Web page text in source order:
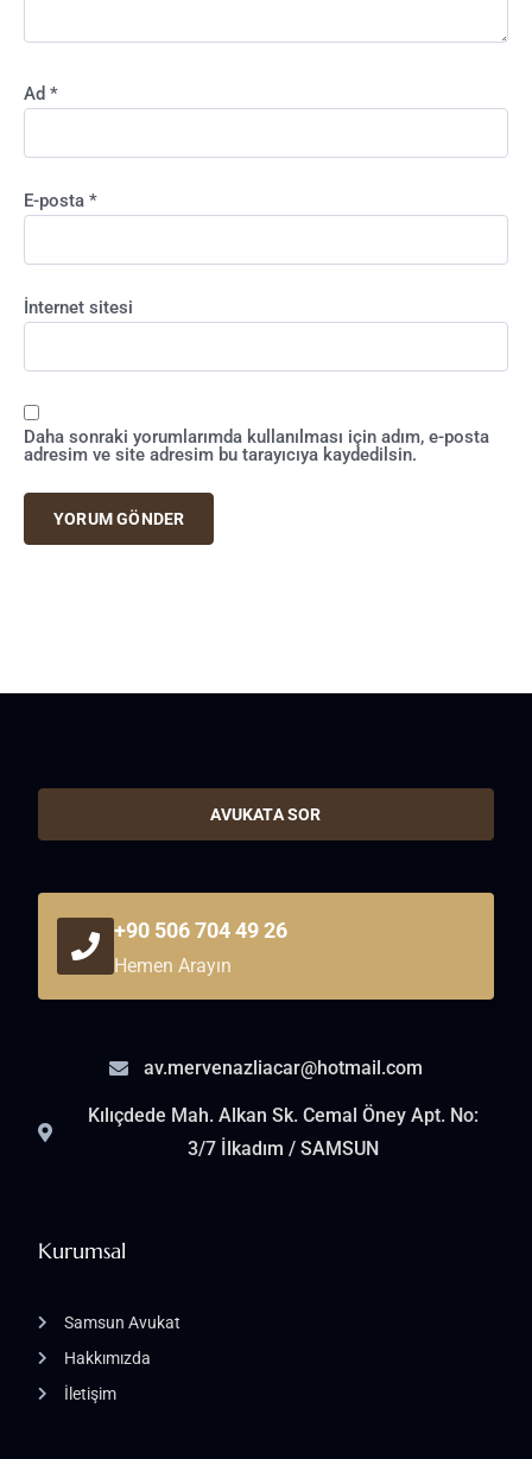
Ad *
E-posta *
İnternet sitesi
Daha sonraki yorumlarımda kullanılması için adım, e-posta
adresim ve site adresim bu tarayıcıya kaydedilsin.
Kurumsal
Samsun Avukat
Hakkımızda
İletişim
AVUKATA SOR
+90 506 704 49 26
Hemen Arayın
av.mervenazliacar@hotmail.com
Kılıçdede Mah. Alkan Sk. Cemal Öney Apt. No:
3/7 İlkadım / SAMSUN